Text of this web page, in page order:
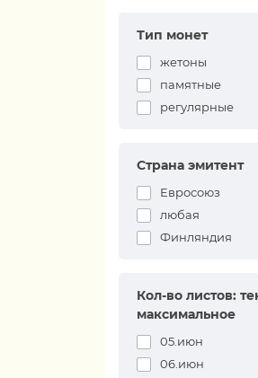
Тип монет
жетоны
памятные
регулярные
Страна эмитент
Евросоюз
любая
Финляндия
Кол-во листов:
максимальное
05.июн
06.июн